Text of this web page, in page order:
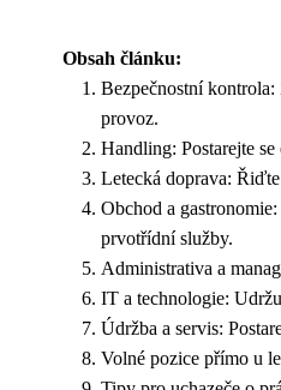
Obsah článku:
Bezpečnostní
provoz.
Handling: Postarejte
Letecká doprava:
Obchod a
prvotřídní služby.
Administrativa a
IT a technologie:
Údržba a servis:
Volné pozice přímo u